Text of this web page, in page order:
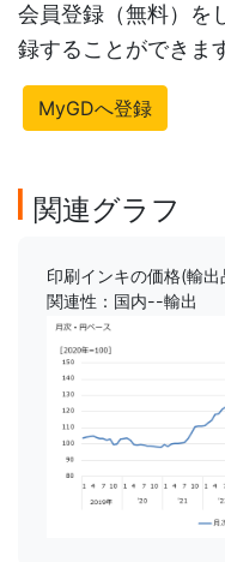
会員登録（無料）を
録することができま
MyGDへ登録
関連グラフ
印刷インキの価格(輸出
関連性：国内--輸出